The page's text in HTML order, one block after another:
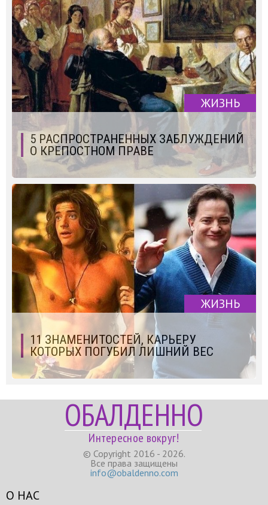
ЖИЗНЬ
5 РАСПРОСТРАНЕННЫХ ЗАБЛУЖДЕНИЙ
О КРЕПОСТНОМ ПРАВЕ
ЖИЗНЬ
11 ЗНАМЕНИТОСТЕЙ, КАРЬЕРУ
КОТОРЫХ ПОГУБИЛ ЛИШНИЙ ВЕС
ОБАЛДЕННО
Интересное вокруг!
© Copyright 2016 - 2026.
Все права защищены
info@obaldenno.com
О НАС